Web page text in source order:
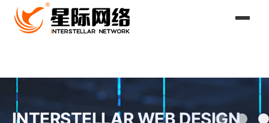
INTERSTELLAR WEB DESIGN